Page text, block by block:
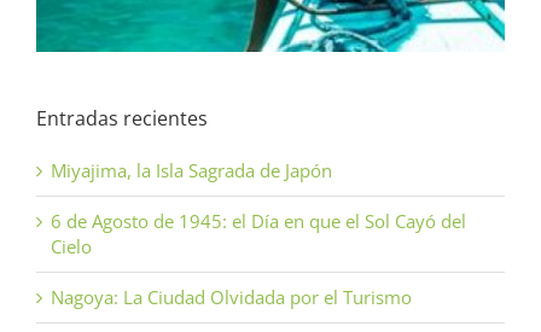
Entradas recientes
Miyajima, la Isla Sagrada de Japón
6 de Agosto de 1945: el Día en que el Sol Cayó del
Cielo
Nagoya: La Ciudad Olvidada por el Turismo